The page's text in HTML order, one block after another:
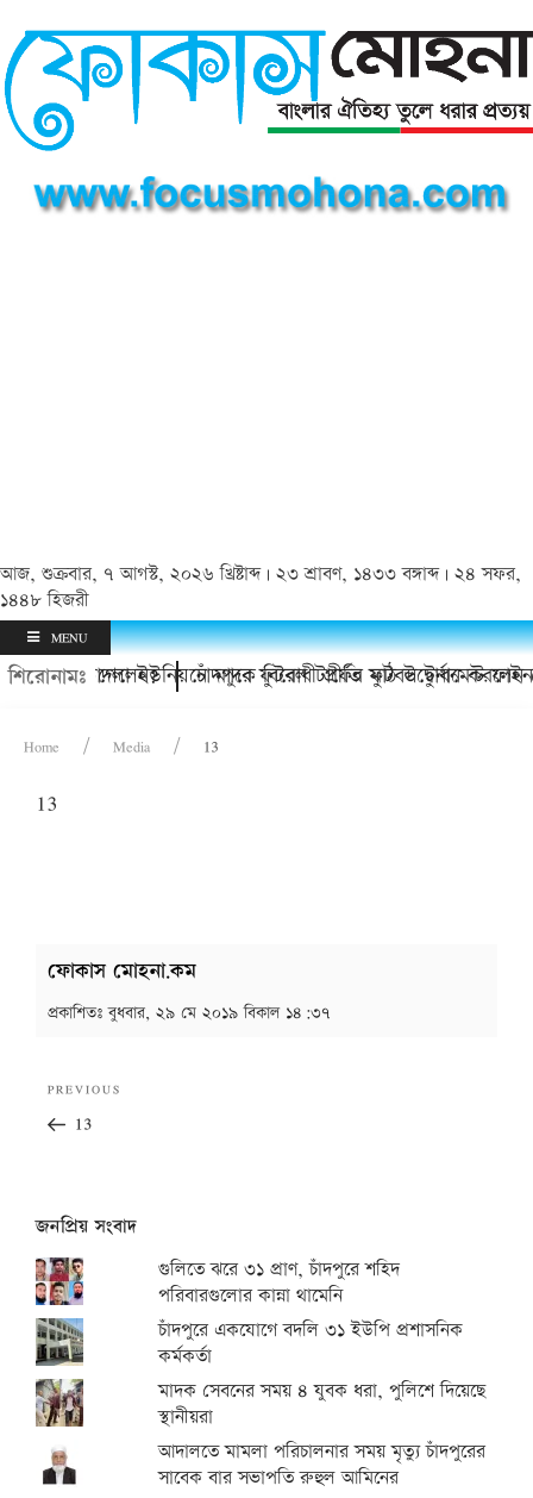
আজ, শুক্রবার, ৭ আগস্ট, ২০২৬ খ্রিষ্টাব্দ | ২৩ শ্রাবণ, ১৪৩৩ বঙ্গাব্দ | ২৪ সফর,
১৪৪৮ হিজরী
MENU
শিরোনামঃচলে গেলেন? চাঁদপুরে ফুটবল টার্ফের মাঠ উদ্বোধন করলেন
কচুয়ায় কাদলা ইউনিয়নে মাদক বিরোধী প্রীতি ফুটবল টুর্নামেন্ট
Home Media 13
13
ফোকাস মোহনা.কম
প্রকাশিতঃবুধবার, ২৯ মে ২০১৯ বিকাল ১৪:৩৭
navigation
Previous
Post
PREVIOUS
13
জনপ্রিয় সংবাদ
গুলিতে ঝরে ৩১ প্রাণ, চাঁদপুরে শহিদ
পরিবারগুলোর কান্না থামেনি
চাঁদপুরে একযোগে বদলি ৩১ ইউপি প্রশাসনিক
কর্মকর্তা
মাদক সেবনের সময় ৪ যুবক ধরা, পুলিশে দিয়েছে
স্থানীয়রা
আদালতে মামলা পরিচালনার সময় মৃত্যু চাঁদপুরের
সাবেক বার সভাপতি রুহুল আমিনের